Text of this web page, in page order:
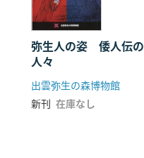
弥生人の姿 倭人伝の
人々
出雲弥生の森博物館
新刊 在庫なし